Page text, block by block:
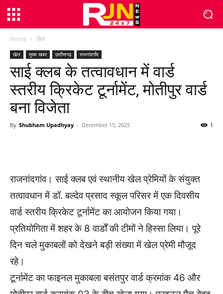
Home खेल
खेल मुख्य खबर छत्तीसगढ़ राजनांदगाँव
साई क्लब के तत्वावधान में वार्ड
स्तरीय क्रिकेट टूर्नामेंट, मोतीपुर वार्ड
बना विजेता
By Shubham Upadhyay - December 15, 2025 1
राजनांदगांव। साई क्लब एवं स्थानीय खेल प्रेमियों के संयुक्त
तत्वावधान में डॉ. बल्देव प्रसाद स्कूल परिसर में एक दिवसीय
वार्ड स्तरीय क्रिकेट टूर्नामेंट का आयोजन किया गया।
प्रतियोगिता में शहर के 8 वार्डों की टीमों ने हिस्सा लिया। पूरे
दिन चले मुकाबलों को देखने बड़ी संख्या में खेल प्रेमी मौजूद
रहे।
टूर्नामेंट का फाइनल मुकाबला बसंतपुर वार्ड क्रमांक 46 और